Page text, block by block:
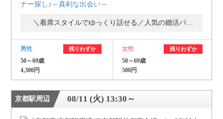
ナー探し♪～真剣な出会い～
＼着席スタイルでゆっくり話せる／人気の婚活パーティー・街コン
男性 残りわずか
50～69歳
4,300円
女性 残りわずか
50～69歳
500円
京都駅周辺 08/11 (火) 13:30～